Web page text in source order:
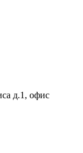
д.1, офис